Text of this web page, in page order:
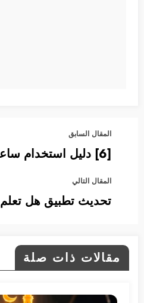
المقال السابق
[6] دليل استخدام ساعة أبل
المقال التالي
تحديث تطبيق هل تعلم
مقالات ذات صلة